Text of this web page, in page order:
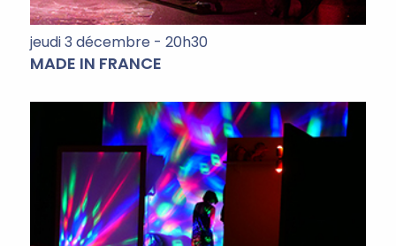
jeudi 3 décembre - 20h30
MADE IN FRANCE